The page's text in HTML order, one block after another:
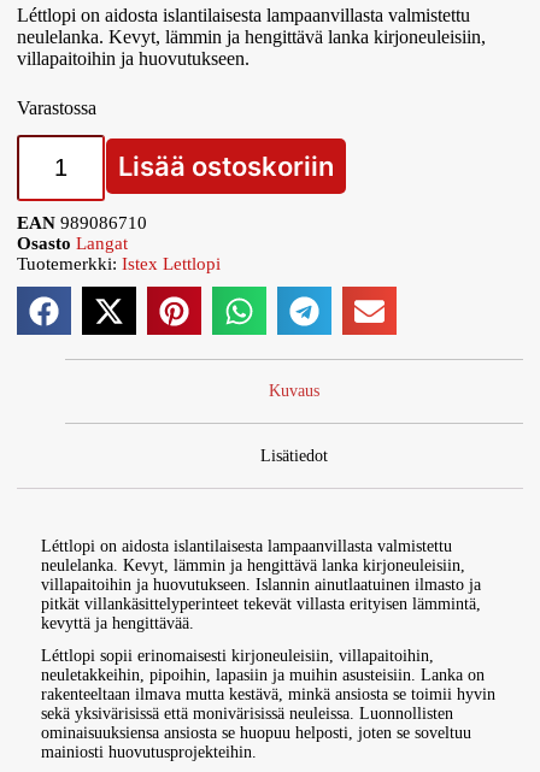
Léttlopi on aidosta islantilaisesta lampaanvillasta valmistettu
neulelanka. Kevyt, lämmin ja hengittävä lanka kirjoneuleisiin,
villapaitoihin ja huovutukseen.
Varastossa
Lisää ostoskoriin
EAN989086710
Osasto Langat
Tuotemerkki:Istex Lettlopi
Kuvaus
Lisätiedot
Léttlopi on aidosta islantilaisesta lampaanvillasta valmistettu
neulelanka. Kevyt, lämmin ja hengittävä lanka kirjoneuleisiin,
villapaitoihin ja huovutukseen. Islannin ainutlaatuinen ilmasto ja
pitkät villankäsittelyperinteet tekevät villasta erityisen lämmintä,
kevyttä ja hengittävää.
Léttlopi sopii erinomaisesti kirjoneuleisiin, villapaitoihin,
neuletakkeihin, pipoihin, lapasiin ja muihin asusteisiin. Lanka on
rakenteeltaan ilmava mutta kestävä, minkä ansiosta se toimii hyvin
sekä yksivärisissä että monivärisissä neuleissa. Luonnollisten
ominaisuuksiensa ansiosta se huopuu helposti, joten se soveltuu
mainiosti huovutusprojekteihin.